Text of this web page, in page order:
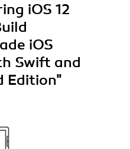
iOS 12
iOS
Swift and
Edition"